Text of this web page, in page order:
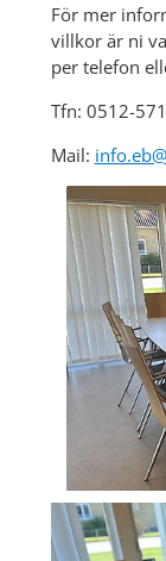
För mer
villkor är ni
per telefon
Tfn: 0512-
Mail: